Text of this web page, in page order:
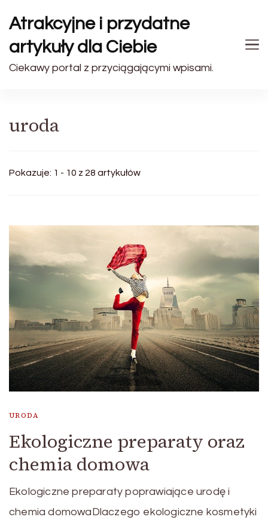
Atrakcyjne i przydatne
artykuły dla Ciebie
Ciekawy portal z przyciągającymi wpisami.
uroda
Pokazuje: 1 - 10 z 28 artykułów
URODA
Ekologiczne preparaty oraz
chemia domowa
Ekologiczne preparaty poprawiające urodę i
chemia domowaDlaczego ekologiczne kosmetyki